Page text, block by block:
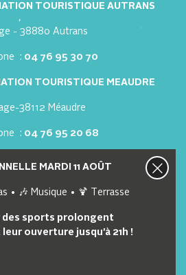
TOURISTIQUE AUTRANS
- 38880 Autrans
: 04 76 95 30 70
TOURISTIQUE MEAUDRE
38112 Méaudre
: 04 76 95 20 68
Nos offres d'emploi
Lien utiles
Webcam
MARDI 11 AOÛT
• 🎶 Musique • 🍹 Terrasse
des sports prolongent
ouverture jusqu'à 21h !